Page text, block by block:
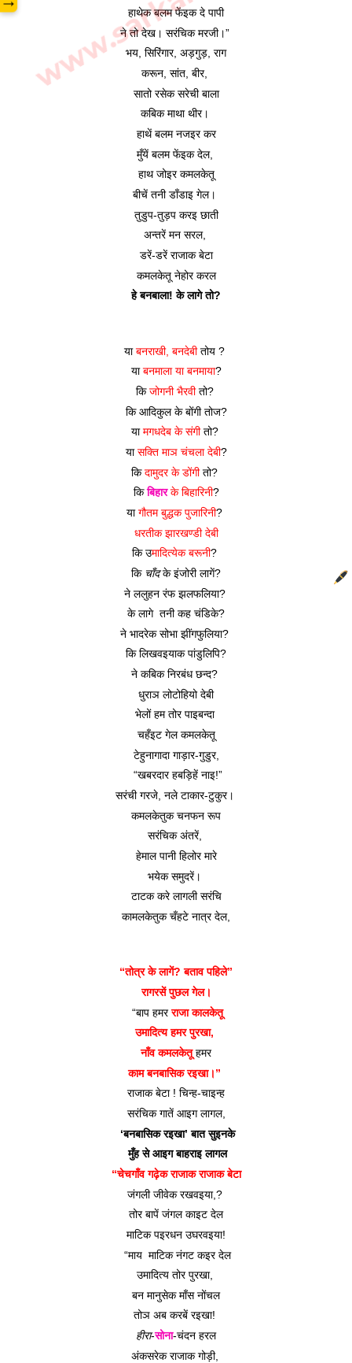
हाथेक बलम फेंइक दे पापी
ने तो देख। सरंचिक मरजी।”
भय, सिरिंगार, अड़गुड़, राग
करून, सांत, बीर,
सातो रसेक सरेची बाला
कबिक माथा थीर।
हाथें बलम नजइर कर
मुँयें बलम फेंइक देल,
हाथ जोइर कमलकेतू
बीचें तनी डाँडाइ गेल।
तुडुप-तुड़प करइ छाती
अन्तरें मन सरल,
डरें-डरें राजाक बेटा
कमलकेतू नेहोर करल
हे बनबाला! के लागे तो?
या बनराखी, बनदेबी तोय ?
या बनमाला या बनमाया?
कि जोगनी भैरवी तो?
कि आदिकुल के बोंगी तोज?
या मगधदेब के संगी तो?
या सक्ति माञ चंचला देबी?
कि दामुदर के डोंगी तो?
कि बिहार के बिहारिनी?
या गौतम बुद्धक पुजारिनी?
धरतीक झारखण्डी देबी
कि उमादित्येक बरूनी?
कि चाँद के इंजोरी लागें?
ने ललुहन रंफ झलफलिया?
के लागे  तनी कह चंडिके?
ने भादरेक सोभा झींगफुलिया?
कि लिखवइयाक पांडुलिपि?
ने कबिक निरबंध छन्द?
धुराञ लोटोहियो देबी
भेलों हम तोर पाइबन्दा
चहँइट गेल कमलकेतू
टेहुनागादा गाड़ार-गुडुर,
“खबरदार हबड़िहें नाइ!”
सरंची गरजे, नले टाकार-टुकुर।
कमलकेतुक चनफन रूप
सरंचिक अंतरें,
हेमाल पानी हिलोर मारे
भयेक समुदरें।
टाटक करे लागली सरंचि
कामलकेतुक चँहटे नात्र देल,
“तोत्र के लागें? बताव पहिले”
रागरसें पुछल गेल।
“बाप हमर राजा कालकेतू
उमादित्य हमर पुरखा,
नाँव कमलकेतू हमर
काम बनबासिक रइखा।”
राजाक बेटा ! चिन्ह-चाइन्ह
सरंचिक गातें आइग लागल,
‘बनबासिक रइखा’ बात सुइनके
मुँह से आइग बाहराइ लागल
“चेचगाँव गढ़ेक राजाक राजाक बेटा
जंगली जीवेक रखवइया,?
तोर बापें जंगल काइट देल
माटिक पइरधन उघरवइया!
“माय  माटिक नंगट कइर देल
उमादित्य तोर पुरखा,
बन मानुसेक माँस नोंचल
तोञ अब करबें रइखा!
हीरा-सोना-चंदन हरल
अंकसरेक राजाक गोड़ी,